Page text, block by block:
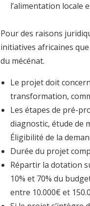
l’alimentation locale
Pour des raisons
initiatives africaines
du mécénat.
Le projet doit
transformation,
Les étapes de pré-
diagnostic, étude de
Éligibilité de la
Durée du projet
Répartir la dotation
10% et 70% du
entre 10.000€ et